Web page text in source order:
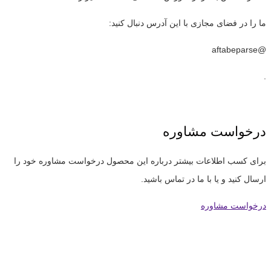
ما را در فضای مجازی با این آدرس دنبال کنید:
@aftabeparse
درخواست مشاوره
برای کسب اطلاعات بیشتر درباره این محصول درخواست مشاوره خود را
ارسال کنید و یا با ما در تماس باشید.
درخواست مشاوره